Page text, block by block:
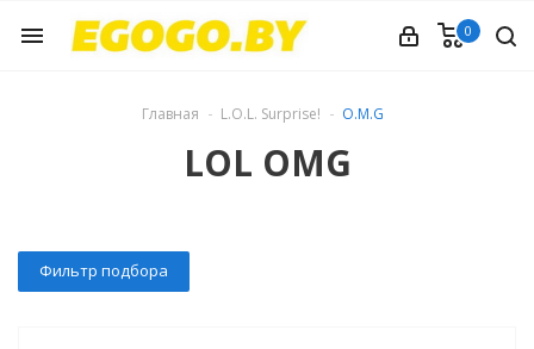
menu 0
Главная L.O.L. Surprise! O.M.G
LOL OMG
Фильтр подбора